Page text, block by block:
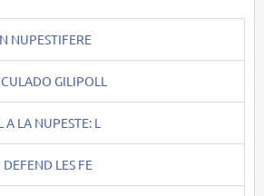
NUPESTIFERE
GILIPOLL
LA NUPESTE: L
LES FE